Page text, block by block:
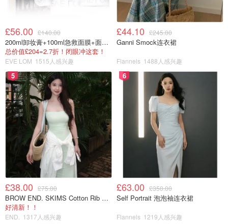
£56.00 £140.00
200ml卸妆膏+100ml急救面膜+面霜+洁颜布
总价值£204=2.7折！闭眼冲这套！
EVE LOM 1515人感兴趣
£44.10 £245.00
Ganni Smock连衣裙
Flannels 1488人感兴趣
5
£38.00 £75.00
BROW END. SKIMS Cotton Rib 长款背心连衣裙 薄荷绿
好清新！！
END. 1317人感兴趣
6
£63.00 £350.00
Self Portrait 泡泡袖连衣裙
Flannels 1219人感兴趣